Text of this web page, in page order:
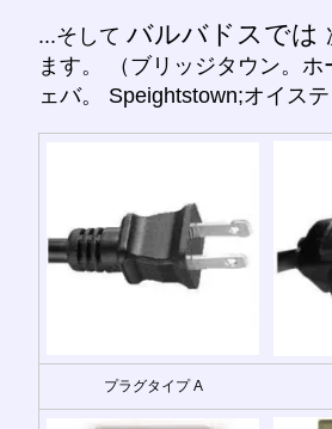
...そして バルバドスでは
ます。 （ブリッジタウン。
ェバ。 Speightstown;オイステ
プラグタイプ A